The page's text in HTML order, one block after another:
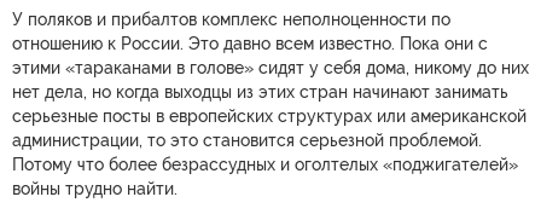
У поляков и прибалтов комплекс неполноценности по
отношению к России. Это давно всем известно. Пока они с
этими «тараканами в голове» сидят у себя дома, никому до них
нет дела, но когда выходцы из этих стран начинают занимать
серьезные посты в европейских структурах или американской
администрации, то это становится серьезной проблемой.
Потому что более безрассудных и оголтелых «поджигателей»
войны трудно найти.